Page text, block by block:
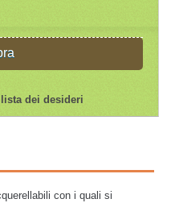
dei desideri
con i quali si